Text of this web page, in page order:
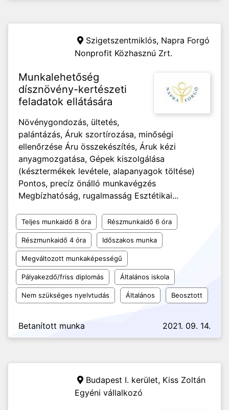
Szigetszentmiklós, Napra Forgó
Nonprofit Közhasznú Zrt.
Munkalehetőség
dísznövény-kertészeti
feladatok ellátására
Növénygondozás, ültetés,
palántázás, Áruk szortírozása, minőségi
ellenőrzése Áru összekészítés, Áruk kézi
anyagmozgatása, Gépek kiszolgálása
(késztermékek levétele, alapanyagok töltése)
Pontos, precíz önálló munkavégzés
Megbízhatóság, rugalmasság Esztétikai...
Teljes munkaidő 8 óra Részmunkaidő 6 óra
Részmunkaidő 4 óra Időszakos munka
Megváltozott munkaképességű
Pályakezdő/friss diplomás Általános iskola
Nem szükséges nyelvtudás Általános Beosztott
Betanított munka 2021. 09. 14.
Budapest I. kerület, Kiss Zoltán
Egyéni vállalkozó